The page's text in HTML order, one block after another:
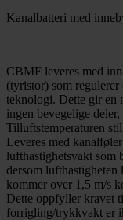
Kanalbatteri med
CBMF leveres med
(tyristor) som
teknologi. Dette gir en
ingen bevegelige
Tilluftstemperaturen
Leveres med
lufthastighetsvakt som
dersom lufthastigheten
kommer over 1,5 m/s
Dette oppfyller kravet
forrigling/trykkvakt er